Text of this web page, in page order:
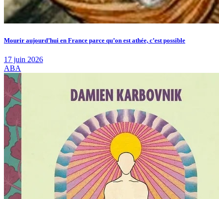
Mourir aujourd’hui en France parce qu’on est athée, c’est possible
17 juin 2026
ABA